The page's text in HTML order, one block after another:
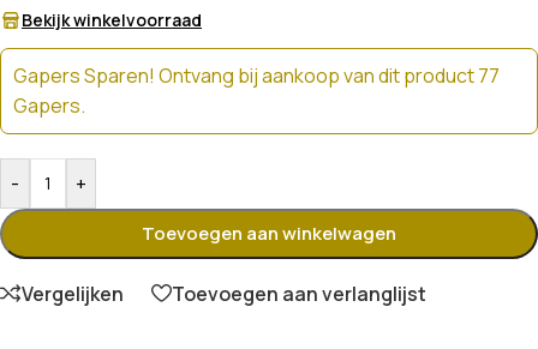
Bekijk winkelvoorraad
Gapers Sparen! Ontvang bij aankoop van dit product 77
Gapers.
- +
Toevoegen aan winkelwagen
Vergelijken Toevoegen aan verlanglijst